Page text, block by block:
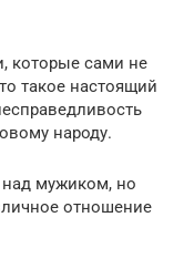
которые сами не
такое настоящий
народу.
над мужиком, но
отношение